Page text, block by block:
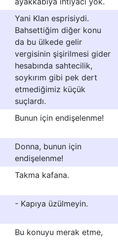
Yani Klan esprisiydi.
Bahsettiğim diğer konu
da bu ülkede gelir
vergisinin şişirilmesi gider
hesabında sahtecilik,
soykırım gibi pek dert
etmediğimiz küçük
suçlardı.
Bunun için endişelenme!
Donna, bunun için
endişelenme!
Takma kafana.
- Kapıya üzülmeyin.
Bu konuyu merak etme,